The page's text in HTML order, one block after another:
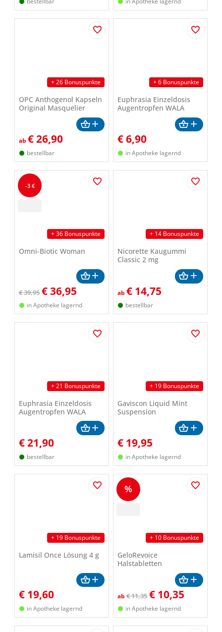
+ 26 Bonuspunkte
OPC Anthogenol Kapseln
Original Masquelier
ab€26,90
bestellbar
+ 6 Bonuspunkte
Euphrasia Einzeldosis
Augentropfen WALA
€6,90
in Apotheke lagernd
-3 €
+ 36 Bonuspunkte
Omni-Biotic Woman
€ 39,95 €36,95
in Apotheke lagernd
+ 14 Bonuspunkte
Nicorette Kaugummi
Classic 2 mg
ab € 14,75
bestellbar
+ 21 Bonuspunkte
Euphrasia Einzeldosis
Augentropfen WALA
€21,90
bestellbar
+ 19 Bonuspunkte
Gaviscon Liquid Mint
Suspension
€ 19,95
in Apotheke lagernd
+ 19 Bonuspunkte
Lamisil Once Lösung 4 g
€ 19,60
in Apotheke lagernd
%
+ 10 Bonuspunkte
GeloRevoice
Halstabletten
ab € 11,35 € 10,35
in Apotheke lagernd